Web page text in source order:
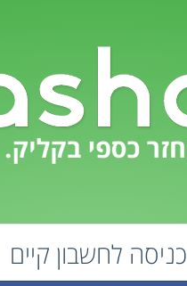
כניסה לחשבון קיים